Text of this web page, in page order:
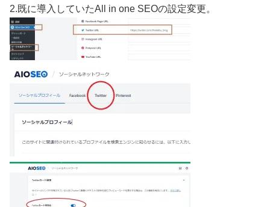
2.既に導入していたAll in one SEOの設定変更。